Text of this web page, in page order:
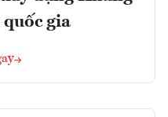
gia